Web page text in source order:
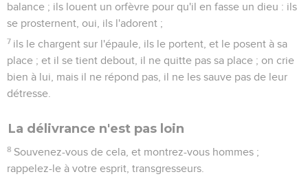
balance ; ils louent un orfèvre pour qu'il en fasse un dieu : ils
se prosternent, oui, ils l'adorent ;
7 ils le chargent sur l'épaule, ils le portent, et le posent à sa
place ; et il se tient debout, il ne quitte pas sa place ; on crie
bien à lui, mais il ne répond pas, il ne les sauve pas de leur
détresse.
La délivrance n'est pas loin
8 Souvenez-vous de cela, et montrez-vous hommes ;
rappelez-le à votre esprit, transgresseurs.